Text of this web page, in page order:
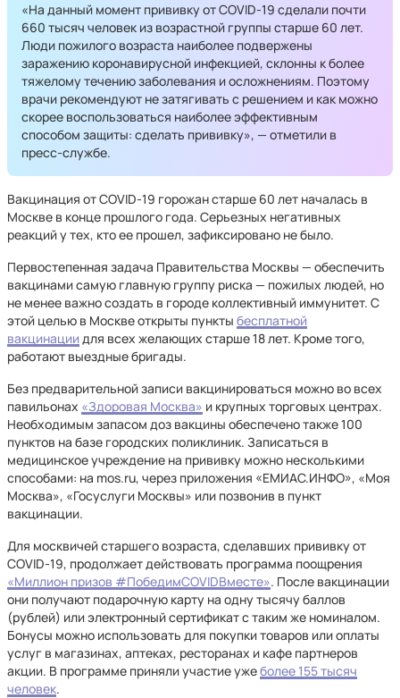
«На данный момент прививку от COVID-19 сделали почти
660 тысяч человек из возрастной группы старше 60 лет.
Люди пожилого возраста наиболее подвержены
заражению коронавирусной инфекцией, склонны к более
тяжелому течению заболевания и осложнениям. Поэтому
врачи рекомендуют не затягивать с решением и как можно
скорее воспользоваться наиболее эффективным
способом защиты: сделать прививку», — отметили в
пресс-службе.
Вакцинация от COVID-19 горожан старше 60 лет началась в
Москве в конце прошлого года. Серьезных негативных
реакций у тех, кто ее прошел, зафиксировано не было.
Первостепенная задача Правительства Москвы — обеспечить
вакцинами самую главную группу риска — пожилых людей, но
не менее важно создать в городе коллективный иммунитет. С
этой целью в Москве открыты пункты бесплатной
вакцинации для всех желающих старше 18 лет. Кроме того,
работают выездные бригады.
Без предварительной записи вакцинироваться можно во всех
павильонах «Здоровая Москва» и крупных торговых центрах.
Необходимым запасом доз вакцины обеспечено также 100
пунктов на базе городских поликлиник. Записаться в
медицинское учреждение на прививку можно несколькими
способами: на mos.ru, через приложения «ЕМИАС.ИНФО», «Моя
Москва», «Госуслуги Москвы» или позвонив в пункт
вакцинации.
Для москвичей старшего возраста, сделавших прививку от
COVID-19, продолжает действовать программа поощрения
«Миллион призов #ПобедимCOVIDВместе». После вакцинации
они получают подарочную карту на одну тысячу баллов
(рублей) или электронный сертификат с таким же номиналом.
Бонусы можно использовать для покупки товаров или оплаты
услуг в магазинах, аптеках, ресторанах и кафе партнеров
акции. В программе приняли участие ужеболее 155 тысяч
человек.